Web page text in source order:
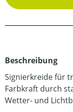
Beschreibung
Signierkreide für
Farbkraft durch
Wetter- und